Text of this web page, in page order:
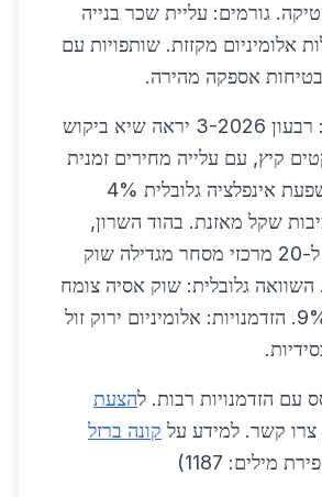
גורמים: עליית שכר בנייה
אספקה מהירה.
תחזית מפורטת: רבעון 3-2026 יראה שיא ביקוש
קיץ, עם עלייה מחירים זמנית
ל-9500 ₪. השפעת אינפלציה גלובלית 4%
שקל מאזנת. בהוד השרון,
תוכנית עירונית ל-20 מרכזי מסחר מגדילה שוק
₪. השוואה גלובלית: שוק אסיה צומח
14%, אירופה 9%. הזדמנויות: אלומיניום ירוק זול
עם הזדמנויות רבות. להצעת
קשר. למידע על קונה ברזל
מילים: 1187)